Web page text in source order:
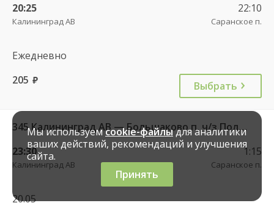
20:25
Калининград АВ
22:10
Саранское п.
Ежедневно
205 руб. Выбрать
345 Калининград АВ — Большаково п. ч/з Полесск г.
23:30
Калининград АВ
1:15
Саранское п.
20.05
Мы используемcookie-файлыдля аналитики
ваших действий, рекомендаций и улучшения
сайта.
Принять